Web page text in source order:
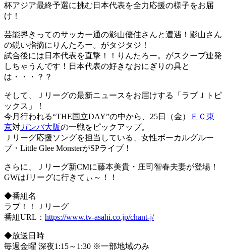
杯アジア最終予選に挑む日本代表を全力応援の様子をお届
け！
芸能界きってのサッカー通の影山優佳さんと遭遇！影山さん
の鋭い指摘にりんたろー。がタジタジ！
試合後には日本代表を直撃！！りんたろー。がスクープ連発
しちゃうんです！日本代表の好きなおにぎりの具と
は・・・？？
そして、Ｊリーグの最新ニュースをお届けする「ラブＪトピ
ックス」！
今月行われる“THE国立DAY”の中から、25日（金）
ＦＣ東
京対ガンバ大阪の一戦をピックアップ。
Ｊリーグ応援ソングを担当している、女性ボーカルグルー
プ・Little Glee MonsterがSPライブ！
さらに、Ｊリーグ新CMに藤本美貴・庄司智春夫妻が登場！
GWはJリーグに行きてぃ～！！
◆番組名
ラブ！！Ｊリーグ
番組URL： https://www.tv-asahi.co.jp/chant-j/
◆放送日時
毎週金曜 深夜1:15～1:30 ※一部地域のみ